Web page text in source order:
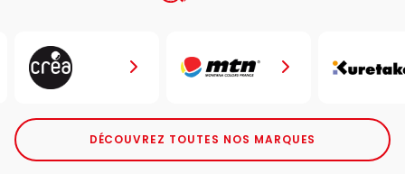
DÉCOUVREZ TOUTES NOS MARQUES